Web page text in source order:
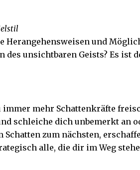
Herangehensweisen und
des unsichtbaren Geists? Es ist
immer mehr Schattenkräfte
schleiche dich unbemerkt an
zum nächsten,
alle, die dir im Weg